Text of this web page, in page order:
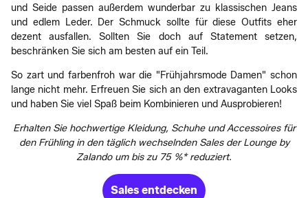
und Seide passen außerdem wunderbar zu klassischen Jeans
und edlem Leder. Der Schmuck sollte für diese Outfits eher
dezent ausfallen. Sollten Sie doch auf Statement setzen,
beschränken Sie sich am besten auf ein Teil.
So zart und farbenfroh war die "Frühjahrsmode Damen" schon
lange nicht mehr. Erfreuen Sie sich an den extravaganten Looks
und haben Sie viel Spaß beim Kombinieren und Ausprobieren!
Erhalten Sie hochwertige Kleidung, Schuhe und Accessoires für
den Frühling in den täglich wechselnden Sales der Lounge by
Zalando um bis zu 75 %* reduziert.
Sales entdecken